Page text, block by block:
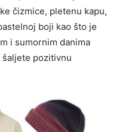
čizmice, pletenu kapu,
boji kao što je
i sumornim danima
pozitivnu